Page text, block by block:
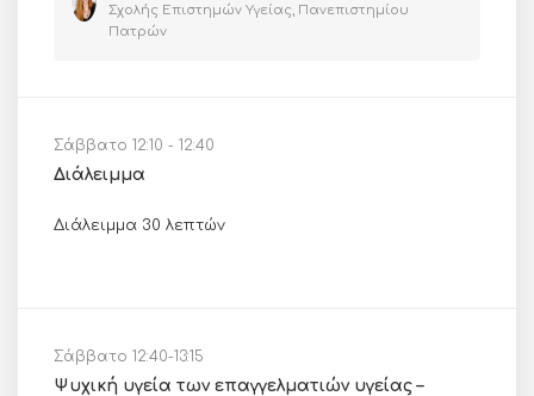
Σχολής Επιστημών Υγείας, Πανεπιστημίου
Πατρών
Σάββατο 12:10 - 12:40
Διάλειμμα
Διάλειμμα 30 λεπτών
Σάββατο 12:40-13:15
Ψυχική υγεία των επαγγελματιών υγείας –